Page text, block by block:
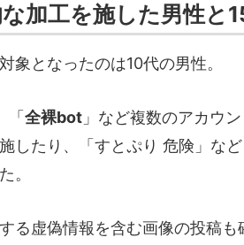
加工を施した男性と
象となったのは10代の男性。
「 全裸bot 」など複数のアカウ
したり、「すとぷり 危険」な
。
る虚偽情報を含む画像の投稿も